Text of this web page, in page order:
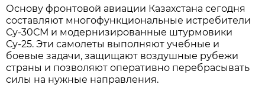
Основу фронтовой авиации Казахстана сегодня
составляют многофункциональные истребители
Су‑30СМ и модернизированные штурмовики
Су‑25. Эти самолеты выполняют учебные и
боевые задачи, защищают воздушные рубежи
страны и позволяют оперативно перебрасывать
силы на нужные направления.